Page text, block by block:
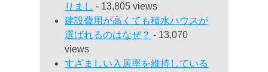
りまし - 13,805 views
建設費用が高くても積水ハウスが
選ばれるのはなぜ？ - 13,070
views
すざましい入居率を維持している